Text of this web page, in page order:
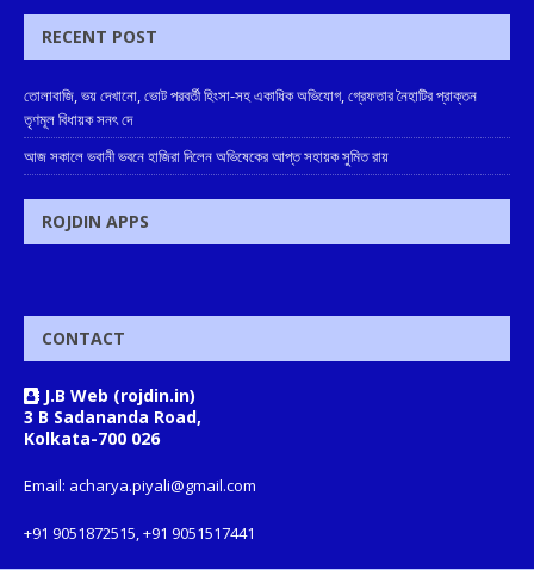
RECENT POST
তোলাবাজি, ভয় দেখানো, ভোট পরবর্তী হিংসা-সহ একাধিক অভিযোগ, গ্রেফতার নৈহাটির প্রাক্তন
তৃণমূল বিধায়ক সনৎ দে
আজ সকালে ভবানী ভবনে হাজিরা দিলেন অভিষেকের আপ্ত সহায়ক সুমিত রায়
ROJDIN APPS
CONTACT
J.B Web (rojdin.in)
3 B Sadananda Road,
Kolkata-700 026
Email: acharya.piyali@gmail.com
+91 9051872515, +91 9051517441